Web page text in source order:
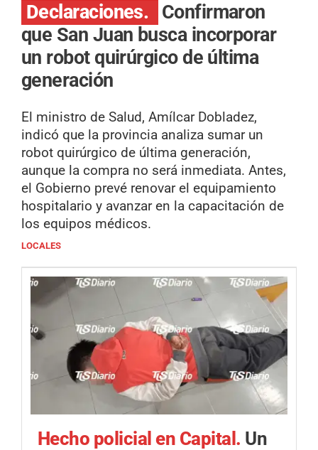
Declaraciones.
Confirmaron
que San Juan busca incorporar
un robot quirúrgico de última
generación
El ministro de Salud, Amílcar Dobladez,
indicó que la provincia analiza sumar un
robot quirúrgico de última generación,
aunque la compra no será inmediata. Antes,
el Gobierno prevé renovar el equipamiento
hospitalario y avanzar en la capacitación de
los equipos médicos.
LOCALES
Hecho policial en Capital. Un